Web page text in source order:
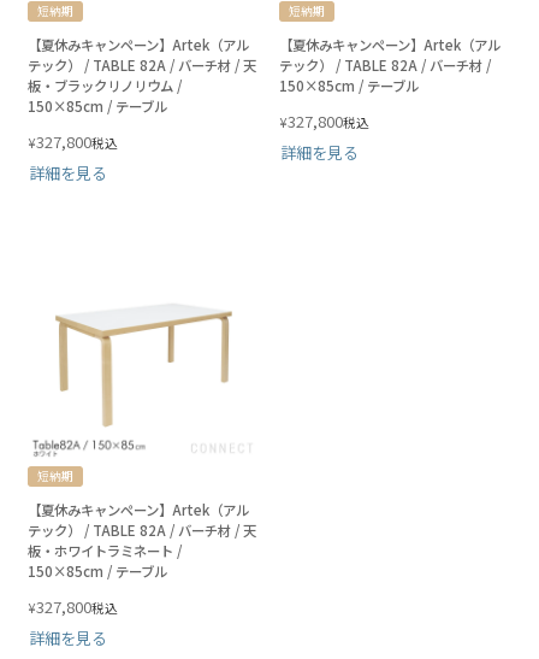
短納期
【夏休みキャンペーン】Artek（アル
テック） / TABLE 82A / バーチ材 / 天
板・ブラックリノリウム /
150×85cm / テーブル
¥327,800税込
詳細を見る
短納期
【夏休みキャンペーン】Artek（アル
テック） / TABLE 82A / バーチ材 /
150×85cm / テーブル
¥327,800税込
詳細を見る
短納期
【夏休みキャンペーン】Artek（アル
テック） / TABLE 82A / バーチ材 / 天
板・ホワイトラミネート /
150×85cm / テーブル
¥327,800税込
詳細を見る